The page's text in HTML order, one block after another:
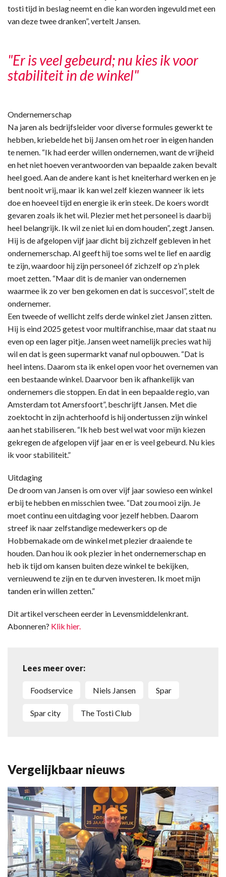
tosti tijd in beslag neemt en die kan worden ingevuld met een
van deze twee dranken”, vertelt Jansen.
"Er is veel gebeurd; nu kies ik voor
stabiliteit in de winkel"
Ondernemerschap
Na jaren als bedrijfsleider voor diverse formules gewerkt te
hebben, kriebelde het bij Jansen om het roer in eigen handen
te nemen. “Ik had eerder willen ondernemen, want de vrijheid
en het niet hoeven verantwoorden van bepaalde zaken bevalt
heel goed. Aan de andere kant is het kneiterhard werken en je
bent nooit vrij, maar ik kan wel zelf kiezen wanneer ik iets
doe en hoeveel tijd en energie ik erin steek. De koers wordt
gevaren zoals ik het wil. Plezier met het personeel is daarbij
heel belangrijk. Ik wil ze niet lui en dom houden”, zegt Jansen.
Hij is de afgelopen vijf jaar dicht bij zichzelf gebleven in het
ondernemerschap. Al geeft hij toe soms wel te lief en aardig
te zijn, waardoor hij zijn personeel óf zichzelf op z’n plek
moet zetten. “Maar dit is de manier van ondernemen
waarmee ik zo ver ben gekomen en dat is succesvol”, stelt de
ondernemer.
Een tweede of wellicht zelfs derde winkel ziet Jansen zitten.
Hij is eind 2025 getest voor multifranchise, maar dat staat nu
even op een lager pitje. Jansen weet namelijk precies wat hij
wil en dat is geen supermarkt vanaf nul opbouwen. “Dat is
heel intens. Daarom sta ik enkel open voor het overnemen van
een bestaande winkel. Daarvoor ben ik afhankelijk van
ondernemers die stoppen. En dat in een bepaalde regio, van
Amsterdam tot Amersfoort”, beschrijft Jansen. Met die
zoektocht in zijn achterhoofd is hij ondertussen zijn winkel
aan het stabiliseren. “Ik heb best wel wat voor mijn kiezen
gekregen de afgelopen vijf jaar en er is veel gebeurd. Nu kies
ik voor stabiliteit.”
Uitdaging
De droom van Jansen is om over vijf jaar sowieso een winkel
erbij te hebben en misschien twee. “Dat zou mooi zijn. Je
moet continu een uitdaging voor jezelf hebben. Daarom
streef ik naar zelfstandige medewerkers op de
Hobbemakade om de winkel met plezier draaiende te
houden. Dan hou ik ook plezier in het ondernemerschap en
heb ik tijd om kansen buiten deze winkel te bekijken,
vernieuwend te zijn en te durven investeren. Ik moet mijn
tanden erin willen zetten.”
Dit artikel verscheen eerder in Levensmiddelenkrant.
Abonneren? Klik hier.
Lees meer over:
Foodservice Niels Jansen Spar
Spar city The Tosti Club
Vergelijkbaar nieuws